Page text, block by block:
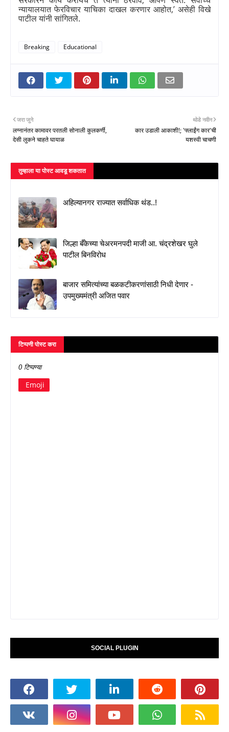
न्यायालयात फेरविचार याचिका दाखल करणार आहोत,’ असेही विखे
पाटील यांनी सांगितले.
Breaking Educational
थोडे नवीन
कार उडाली आकाशी!; 'फ्लाईंग कार'ची
यशस्वी चाचणी
जरा जुने
लग्नानंतर कामावर परतली सोनाली कुलकर्णी,
देसी लुकने चाहते घायाळ
तुम्‍हाला या पोस्‍ट आवडू शकतात
अहिल्यानगर राज्यात सर्वाधिक थंड..!
जिल्हा बँकेच्या चेअरमनपदी माजी आ. चंद्रशेखर घुले
पाटील बिनविरोध
बाजार समित्यांच्या बळकटीकरणांसाठी निधी देणार -
उपमुख्यमंत्री अजित पवार
टिप्पणी पोस्ट करा
0 टिप्पण्या
Emoji
SOCIAL PLUGIN